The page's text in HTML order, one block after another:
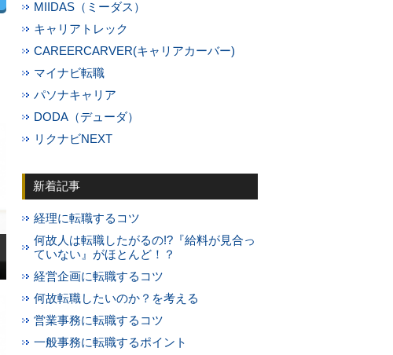
MIIDAS（ミーダス）
キャリアトレック
CAREERCARVER(キャリアカーバー)
マイナビ転職
パソナキャリア
DODA（デューダ）
リクナビNEXT
新着記事
経理に転職するコツ
何故人は転職したがるの!?『給料が見合っ
ていない』がほとんど！？
経営企画に転職するコツ
何故転職したいのか？を考える
営業事務に転職するコツ
一般事務に転職するポイント